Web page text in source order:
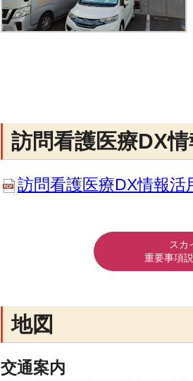
訪問看護医療DX
訪問看護医療DX情報
スカ
重要事項
地図
交通案内